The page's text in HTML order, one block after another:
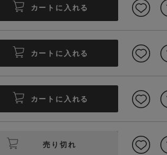
る丈感
カートに入れる
カートに入れる
カートに入れる
売り切れ